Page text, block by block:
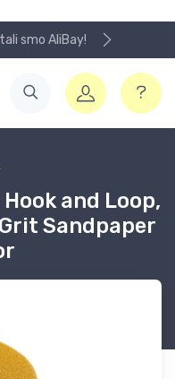
smo AliBay!
and Loop,
Sandpaper